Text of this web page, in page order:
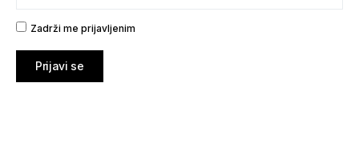
Zadrži me prijavljenim
Prijavi se